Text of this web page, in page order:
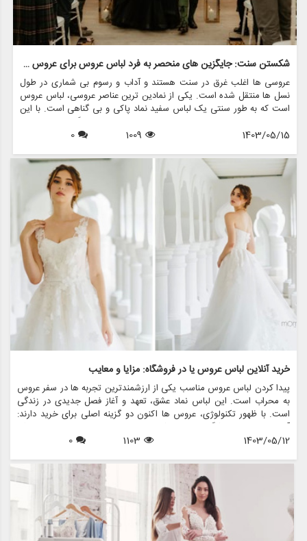
شکستن سنت: جایگزین های منحصر به فرد لباس عروس برای عروس جسور
عروسی ها اغلب غرق در سنت هستند و آداب و رسوم بی شماری در طول
نسل ها منتقل شده است. یکی از نمادین ترین عناصر عروسی، لباس عروس
است که به طور سنتی یک لباس سفید نماد پاکی و بی گناهی است. با این
حال، در سال های اخیر، بسیاری از عروس ها تصمیم گرفته اند از این
قراردادها فاصله بگیرند و جایگزین های منحصربه فردی برای لباس عروس
یک عروس جسور هستید که به دنبال بیانیه ای در روز خاص خود هستید،
این مقاله به بررسی برخی از جایگزین های هیجان انگیز برای لباس عروس
کلاسیک می پردازد و اینکه مزون چرخچی چگونه می تواند به شما در پیدا
کردن یا ایجاد ظاهری عالی کمک کند.
1403/05/15
1009
0
خرید آنلاین لباس عروس یا در فروشگاه: مزایا و معایب
پیدا کردن لباس عروس مناسب یکی از ارزشمندترین تجربه ها در سفر عروس
به محراب است. این لباس نماد عشق، تعهد و آغاز فصل جدیدی در زندگی
است. با ظهور تکنولوژی، عروس ها اکنون دو گزینه اصلی برای خرید دارند:
آنلاین یا درون فروشگاهی. هر روشی مزایا و معایب خاص خود را دارد، که
باعث می شود عروس ها به دقت انتخاب های خود را بسنجید. در این مقاله،
و چگونگی مزون چرخچی - فروشگاه همه کاره ای که اجاره لباس عروس،
فروش، خدمات طراحی و دوخت، لوازم جانبی عروس و تمام اقلام مرتبط با
عروس — می تواند تجربه شما را بدون توجه به ترجیح خرید شما افزایش
دهد.
1403/05/12
1103
0